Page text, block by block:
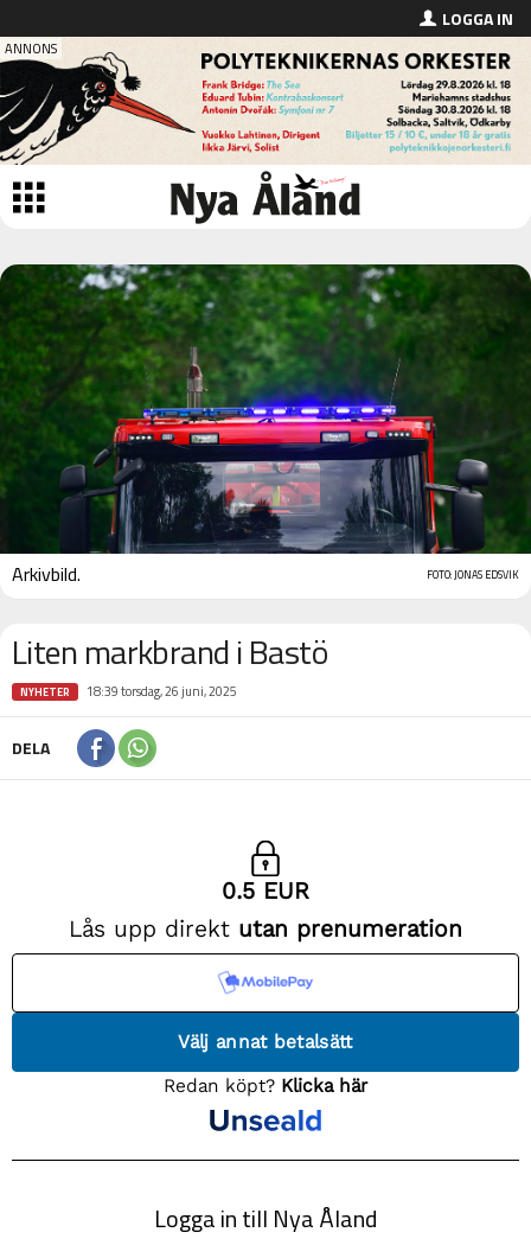
LOGGA IN
FOTO: JONAS EDSVIK
Arkivbild.
Liten markbrand i Bastö
NYHETER 18:39 torsdag, 26 juni, 2025
DELA